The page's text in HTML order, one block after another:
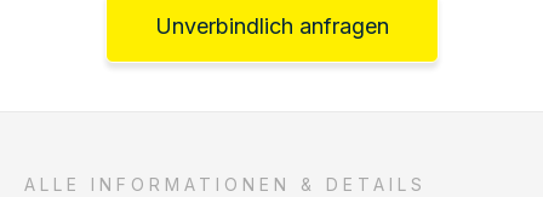
Unverbindlich anfragen
ALLE INFORMATIONEN & DETAILS